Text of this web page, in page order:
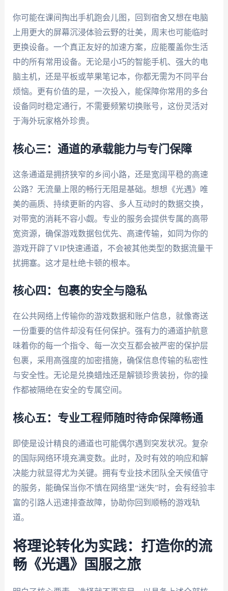
你可能在课间掏出手机跑会儿图，回到宿舍又想在电脑
上用更大的屏幕沉浸体验云野的壮美，周末也可能临时
更换设备。一个真正友好的加速方案，应能覆盖你生活
中的所有常用设备。无论是小巧的智能手机、强大的电
脑主机，还是平板或苹果笔记本，你都无需为不同平台
烦恼。更有价值的是，一次投入，能保障你常用的多台
设备同时稳定通行，不需要频繁切换账号，这份灵活对
于海外玩家格外珍贵。
核心三：通道的承载能力与专门保障
这条通道是拥挤狭窄的乡间小路，还是宽阔平稳的高速
公路？无流量上限的畅行无阻是基础。想想《光遇》唯
美的画质、持续更新的内容、多人互动时的数据交换，
对带宽的消耗不容小觑。专业的服务会提供专属的高带
宽资源，确保游戏数据包优先、高速传输，如同为你的
游戏开辟了VIP快速通道，不会被其他类型的数据流量干
扰拥塞。这才是杜绝卡顿的根本。
核心四：包裹的安全与隐私
在公共网络上传输你的游戏数据和账户信息，就像寄送
一份重要的信件却没有任何保护。强有力的通道护航意
味着你的每一个指令、每一次交互都会被严密的保护层
包裹，采用高强度的加密措施，确保信息传输的私密性
与安全性。无论是兑换蜡烛还是解锁珍贵装扮，你的操
作都被隔绝在安全的专属空间。
核心五：专业工程师随时待命保障畅通
即使是设计精良的通道也可能偶尔遇到突发状况。复杂
的国际网络环境充满变数。此时，及时有效的响应和解
决能力就显得尤为关键。拥有专业技术团队全天候值守
的服务，能确保当你不慎在网络里“迷失”时，会有经验丰
富的引路人迅速排查故障，协助你回到顺畅的游戏轨
道。
将理论转化为实践：打造你的流
畅《光遇》国服之旅